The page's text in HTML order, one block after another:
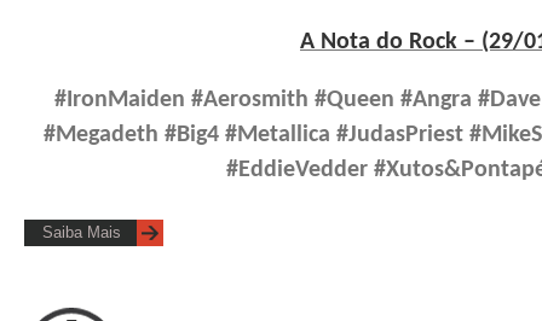
A Nota do Rock – (29/
#IronMaiden #Aerosmith #Queen #Angra
#Megadeth #Big4 #Metallica #JudasPriest
#EddieVedder
Saiba Mais